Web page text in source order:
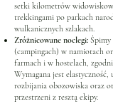
setki kilometrów
trekkingami po parkach
wulkanicznych szlakach.
Zróżnicowane noclegi:Śpimy
(campingach) w namiotach
farmach i w hostelach,
Wymagana jest elastyczność,
rozbijania obozowiska oraz
przestrzeni z resztą ekipy.